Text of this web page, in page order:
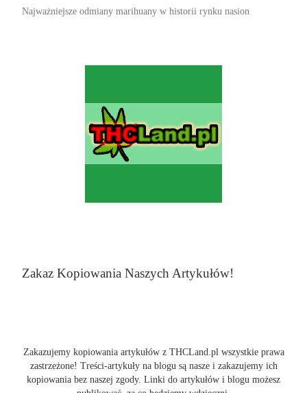
Najważniejsze odmiany marihuany w historii rynku nasion
Zakaz Kopiowania Naszych Artykułów!
Zakazujemy kopiowania artykułów z THCLand.pl wszystkie prawa
zastrzeżone! Treści-artykuły na blogu są nasze i zakazujemy ich
kopiowania bez naszej zgody. Linki do artykułów i blogu możesz